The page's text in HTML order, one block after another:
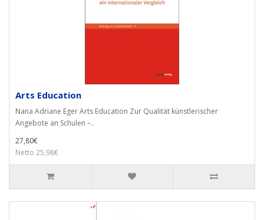
Arts Education
Nana Adriane Eger Arts Education Zur Qualität künstlerischer
Angebote an Schulen –..
27,80€
Netto 25,98€